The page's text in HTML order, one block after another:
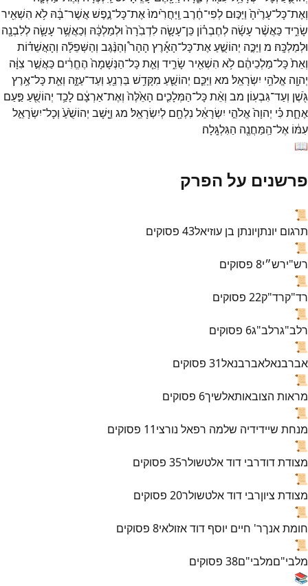
וְאֶת־כָּל־עָרֶ֙יהָ֙ וַיַּכּ֣וּם לְפִי־חֶ֔רֶב וַֽיַּחֲרִ֙ימוּ֙אֶת־כָּל־נֶ֣פֶשׁאֲשֶׁר־בָּ֔הּ לֹ֥א הִשְׁאִ֖יר
שָׂרִ֑ידכַּאֲשֶׁ֨רעָשָׂ֜ה לְחֶבְר֗וֹן כֵּן־עָשָׂ֤ה לִדְבִ֙רָה֙ וּלְמַלְכָּ֔הּ וְכַאֲשֶׁ֥רעָשָׂ֛ה לְלִבְנָ֖ה
וּלְמַלְכָּֽהּ׃ מ וַיַּכֶּ֣ה יְהוֹשֻׁ֣עַאֶת־כָּל־הָאָ֡רֶץ הָהָר֩ וְהַנֶּ֨גֶב וְהַשְּׁפֵלָ֜ה וְהָאֲשֵׁד֗וֹת
וְאֵת֙כָּל־מַלְכֵיהֶ֔ם לֹ֥א הִשְׁאִ֖יר שָׂרִ֑יד וְאֵ֤תכָּל־הַנְּשָׁמָה֙ הֶחֱרִ֔ים כַּאֲשֶׁ֣ר צִוָּ֔ה
יְהוָ֖ה אֱלֹהֵ֥י יִשְׂרָאֵֽל׃ מא וַיַּכֵּ֧ם יְהוֹשֻׁ֛עַ מִקָּדֵ֥שׁ בַּרְנֵ֖עַ וְעַד־עַזָּ֑ה וְאֵ֛תכָּל־אֶ֥רֶץ
גֹּ֖שֶׁן וְעַד־גִּבְעֽוֹן׃ מב וְאֵ֨תכָּל־הַמְּלָכִ֤ים הָאֵ֙לֶּה֙ וְאֶת־אַרְצָ֔ם לָכַ֥ד יְהוֹשֻׁ֖עַ פַּ֣עַם
אֶחָ֑תכִּ֗י יְהוָה֙אֱלֹהֵ֣י יִשְׂרָאֵ֔ל נִלְחָ֖ם לְיִשְׂרָאֵֽל׃ מג וַיָּ֤שָׁב יְהוֹשֻׁ֙עַ֙ וְכָל־יִשְׂרָאֵ֣ל
עִמּ֔וֹ אֶל־הַֽמַּחֲנֶ֖ה הַגִּלְגָּֽלָה׃
📖
פרשנים על הפרק
📜
תרגום יונתןיונתן בן עוזיאל43 פסוקים
📜
רש"ירש״י8 פסוקים
📜
רד"קרד"ק22 פסוקים
📜
רלב"גרלב"ג6 פסוקים
📜
אברבנאלאברבנאל31 פסוקים
📜
מראות הצובאותאלשיך6 פסוקים
📜
מנחת שיידידיה שלמה רפאל נורצי11 פסוקים
📜
מצודת דודרבי דוד אלטשולר35 פסוקים
📜
מצודת ציוןרבי דוד אלטשולר20 פסוקים
📜
חומת אנךר' חיים יוסף דוד אזולאי8 פסוקים
📜
מלבי"םמלבי"ם38 פסוקים
📚